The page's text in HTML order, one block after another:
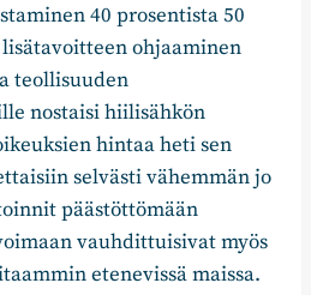
40 prosentista 50
ohjaaminen
teollisuuden
nostaisi hiilisähkön
hintaa heti sen
selvästi vähemmän jo
päästöttömään
vauhdittuisivat myös
etenevissä maissa.